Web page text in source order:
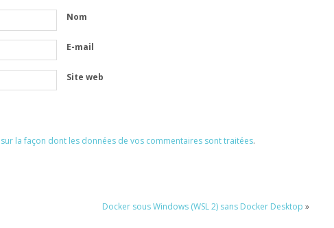
Nom
E-mail
Site web
sur la façon dont les données de vos commentaires sont traitées.
Docker sous Windows (WSL 2) sans Docker Desktop »